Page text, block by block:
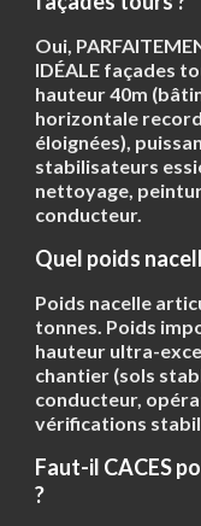
Oui,
IDÉALE façades
hauteur 40m
horizontale
éloignées),
stabilisateurs
nettoyage,
conducteur.
Quel poids
Poids nacelle
tonnes. Poids
hauteur ultra-
chantier (sols
conducteur,
vérifications
Faut-il CACES
?